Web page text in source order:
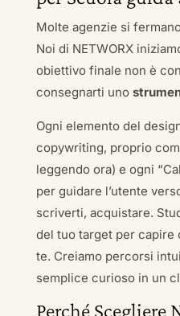
Molte agenzie si
Noi di NETWORX
obiettivo finale non è
consegnarti uno
Ogni elemento del
copywriting, proprio
leggendo ora) e ogni
per guidare l’utente
scriverti, acquistare.
del tuo target per capire
te. Creiamo percorsi
semplice curioso in un
Perché Scegliere